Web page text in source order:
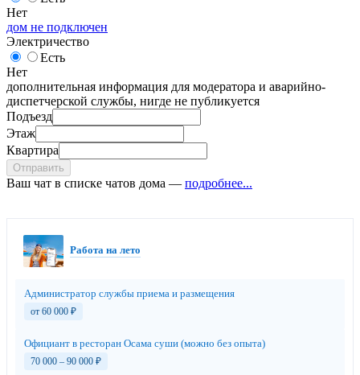
Нет
дом не подключен
Электричество
Есть
Нет
дополнительная информация для модератора и аварийно-
диспетчерской службы, нигде не публикуется
Подъезд
Этаж
Квартира
Отправить
Ваш чат в списке чатов дома — подробнее...
Работа на лето
Администратор службы приема и размещения
от 60 000 ₽
Официант в ресторан Осама суши (можно без опыта)
70 000 – 90 000 ₽